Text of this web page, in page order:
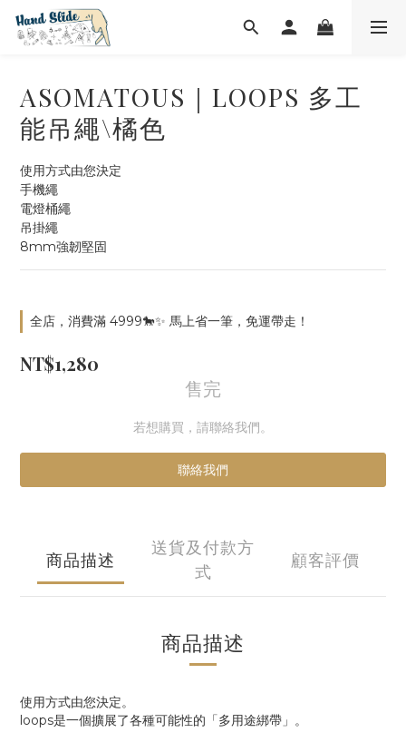
ASOMATOUS｜LOOPS 多工
能吊繩\橘色
使用方式由您決定
手機繩
電燈桶繩
吊掛繩
8mm強韌堅固
全店，消費滿 4999🐎✨ 馬上省一筆，免運帶走！
NT$1,280
售完
若想購買，請聯絡我們。
聯絡我們
商品描述
送貨及付款方
式
顧客評價
商品描述
使用方式由您決定。
loops是一個擴展了各種可能性的「多用途綁帶」。